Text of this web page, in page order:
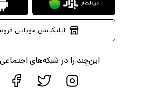
اپلیکیشن موبایل
این‌چند را در شبکه‌های